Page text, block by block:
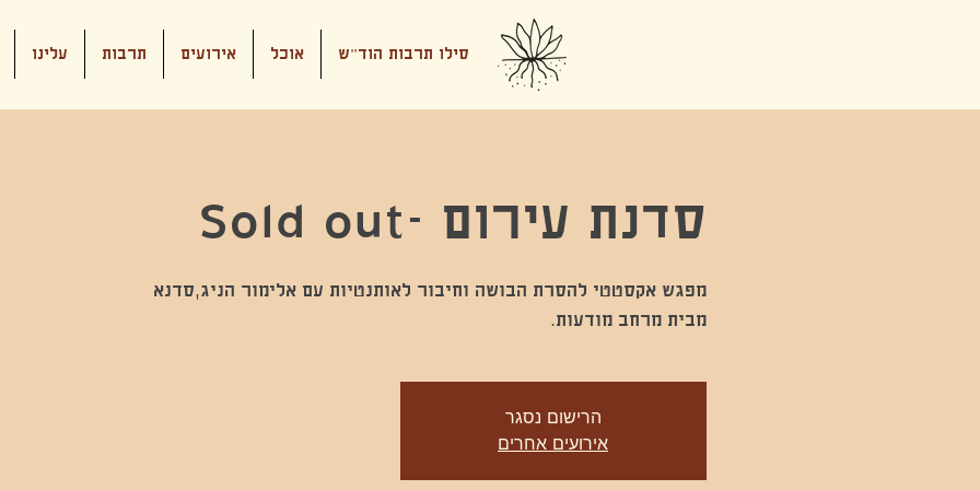
סילו תרבות הוד"ש אוכל אירועים תרבות עלינו
סדנת עירום -Sold out
מבית מרחב מודעות.
הרישום נסגר
אירועים אחרים